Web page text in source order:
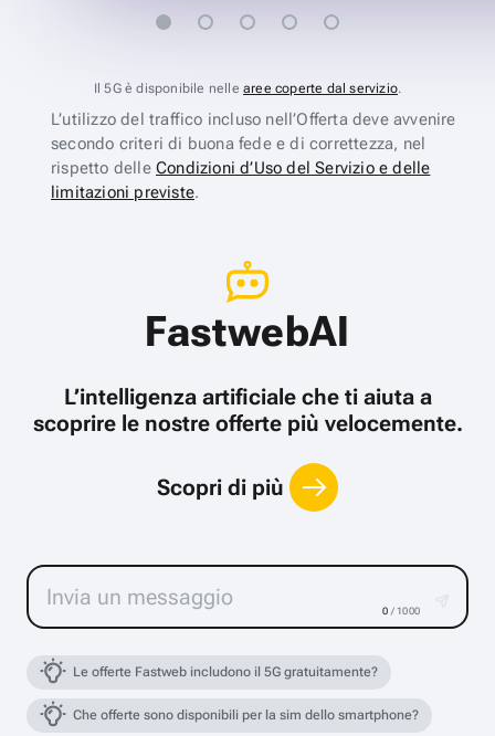
Il 5G è disponibile nelle aree coperte dal servizio.
L’utilizzo del traffico incluso nell’Offerta deve avvenire
secondo criteri di buona fede e di correttezza, nel
rispetto delle Condizioni d’Uso del Servizio e delle
limitazioni previste.
FastwebAI
L’intelligenza artificiale che ti aiuta a
scoprire le nostre offerte più velocemente.
Scopri di più
0 / 1000
Le offerte Fastweb includono il 5G gratuitamente?
Che offerte sono disponibili per la sim dello smartphone?